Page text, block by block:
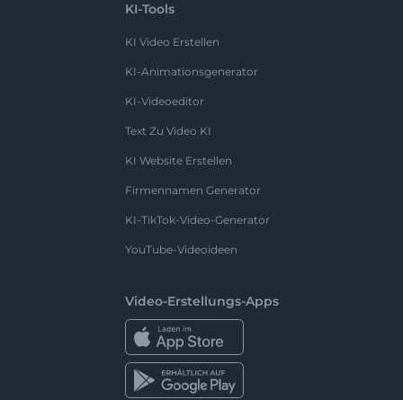
KI-Tools
KI Video Erstellen
KI-Animationsgenerator
KI-Videoeditor
Text Zu Video KI
KI Website Erstellen
Firmennamen Generator
KI-TikTok-Video-Generator
YouTube-Videoideen
Video-Erstellungs-Apps